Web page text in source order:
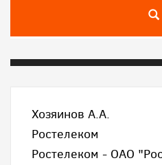
Хозяинов А.А.
Ростелеком
Ростелеком - ОАО